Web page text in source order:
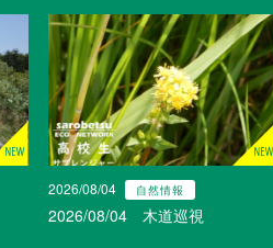
2026/08/04 自然情報
2026/08/04 木道巡視